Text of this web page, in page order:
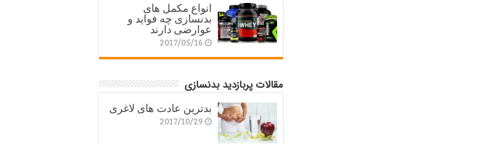
انواع مکمل های
بدنسازی چه فواید و
عوارضی دارند
2017/05/16
مقالات پربازدید بدنسازی
بدترین عادت های لاغری
2017/10/29